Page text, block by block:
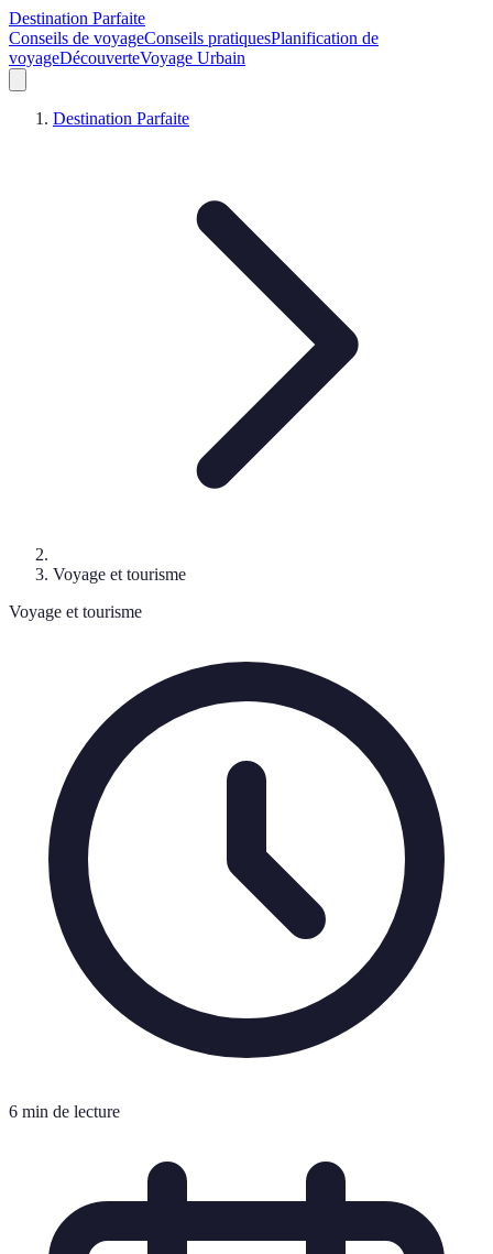
Destination Parfaite
Conseils de voyageConseils pratiquesPlanification de
voyageDécouverteVoyage Urbain
Destination Parfaite
Voyage et tourisme
Voyage et tourisme
6 min de lecture